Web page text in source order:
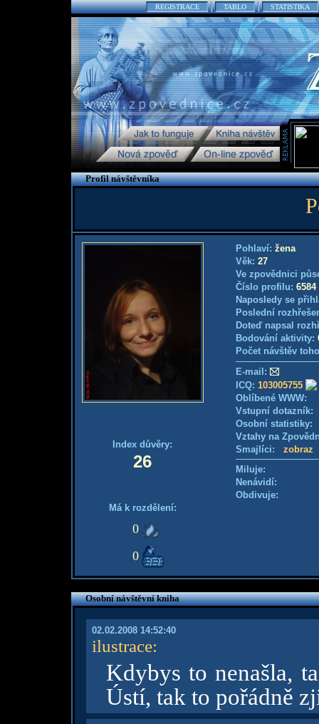
REGISTRACE TABLO STATISTIKA
Profil návštěvníka
Index důvěry:
26
Má k rozdělení:
0
0
Pohlaví: žena
Věk: 27
Ve zpovědnici
Číslo profilu: 6584
Naposledy se
Poslední
Doteď napsal
Bodování aktivity:
Počet návštěv
E-mail:
ICQ: 103005755
Oblíbené WWW:
Vstupní
Osobní
Vztahy na
Smajlíci: zobraz
Miluje:
Nenávidí:
Obdivuje:
Osobní návštěvní kniha
02.02.2008 14:52:40
ilustrace:
Kdybys to nenašla,
Ústí, tak to pořádně